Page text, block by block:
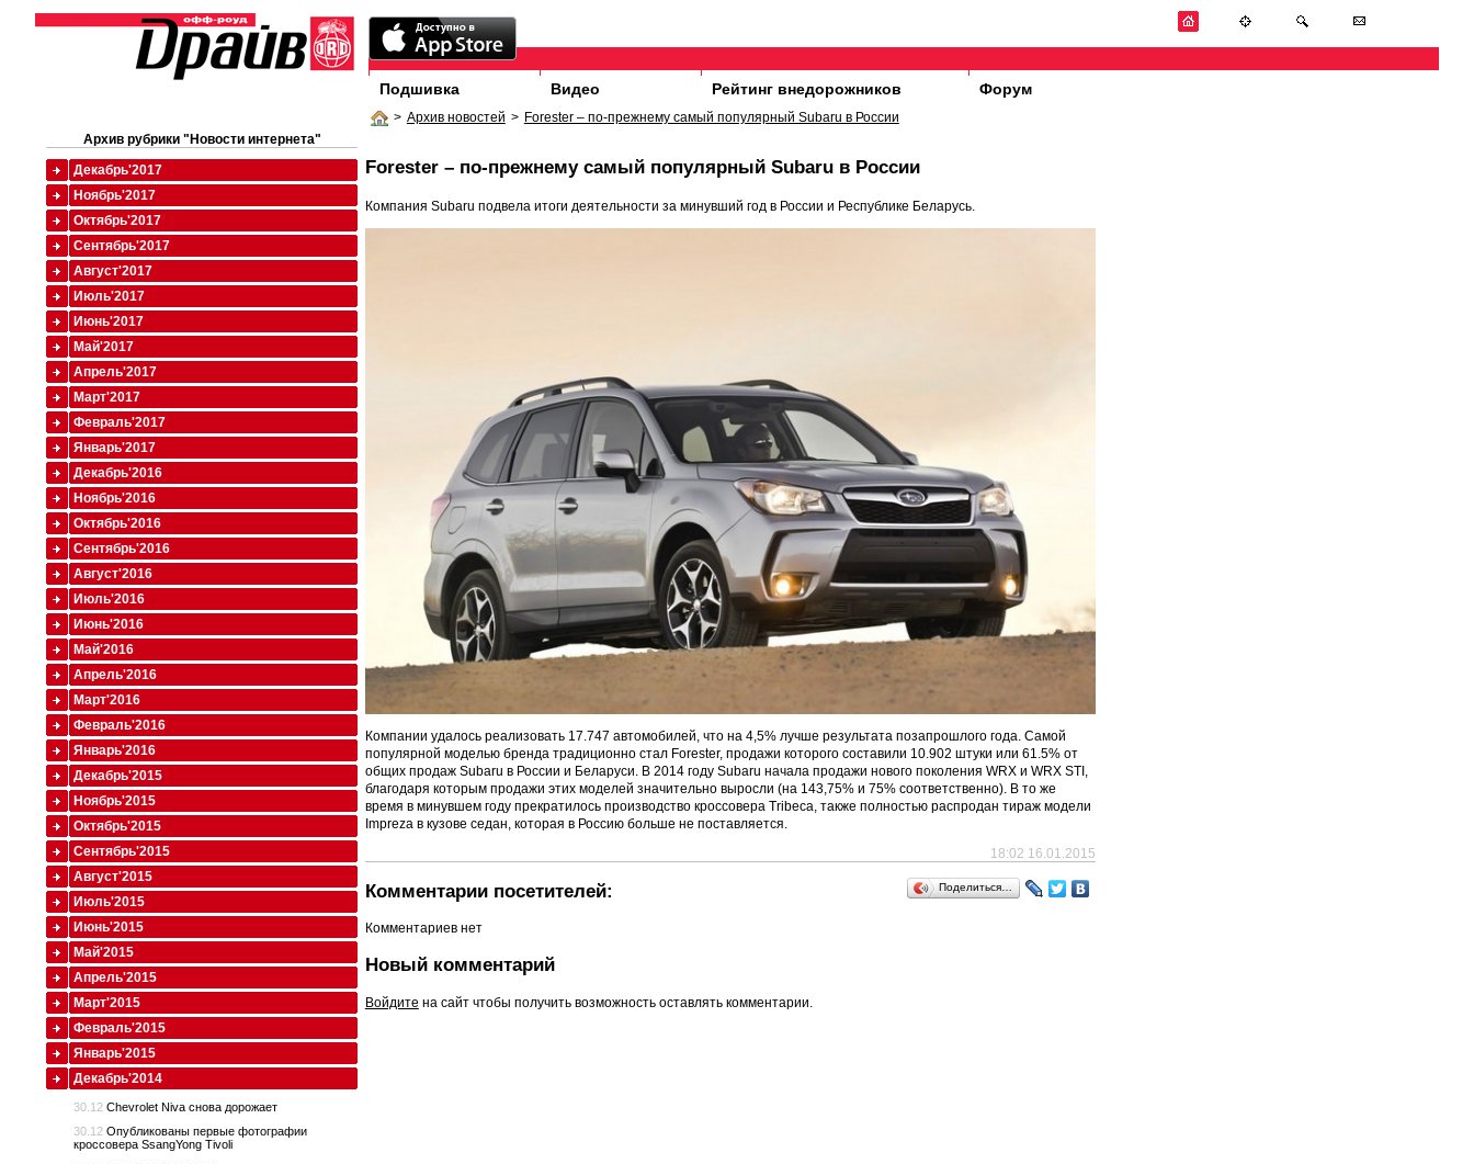
Подшивка Видео Рейтинг внедорожников Форум
> Архив новостей > Forester – по-прежнему самый популярный Subaru в России
Forester – по-прежнему самый популярный Subaru в России
Компания Subaru подвела итоги деятельности за минувший год в России и Республике Беларусь.
Компании удалось реализовать 17.747 автомобилей, что на 4,5% лучше результата позапрошлого года. Самой
популярной моделью бренда традиционно стал Forester, продажи которого составили 10.902 штуки или 61.5% от
общих продаж Subaru в России и Беларуси. В 2014 году Subaru начала продажи нового поколения WRX и WRX STI,
благодаря которым продажи этих моделей значительно выросли (на 143,75% и 75% соответственно). В то же
время в минувшем году прекратилось производство кроссовера Tribeca, также полностью распродан тираж модели
Impreza в кузове седан, которая в Россию больше не поставляется.
18:02 16.01.2015
Поделиться…
Комментарии посетителей:
Комментариев нет
Новый комментарий
Войдите на сайт чтобы получить возможность оставлять комментарии.
Архив рубрики "Новости интернета"
Декабрь'2017
Ноябрь'2017
Октябрь'2017
Сентябрь'2017
Август'2017
Июль'2017
Июнь'2017
Май'2017
Апрель'2017
Март'2017
Февраль'2017
Январь'2017
Декабрь'2016
Ноябрь'2016
Октябрь'2016
Сентябрь'2016
Август'2016
Июль'2016
Июнь'2016
Май'2016
Апрель'2016
Март'2016
Февраль'2016
Январь'2016
Декабрь'2015
Ноябрь'2015
Октябрь'2015
Сентябрь'2015
Август'2015
Июль'2015
Июнь'2015
Май'2015
Апрель'2015
Март'2015
Февраль'2015
Январь'2015
Декабрь'2014
30.12 Chevrolet Niva снова дорожает
30.12 Опубликованы первые фотографии
кроссовера SsangYong Tivoli